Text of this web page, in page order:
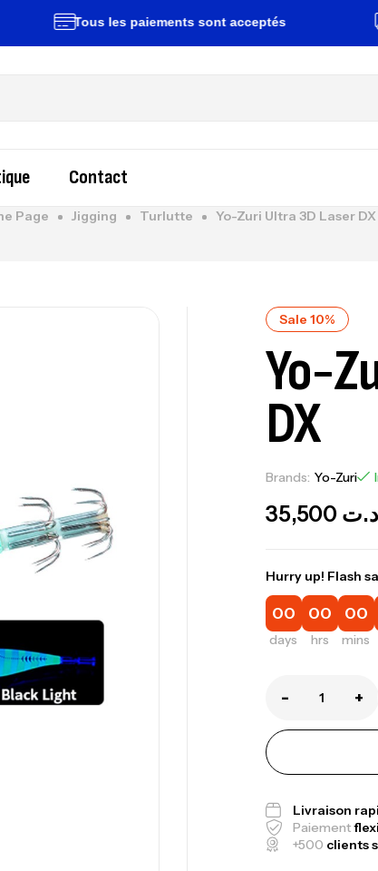
Tous les paiements sont acceptés
Contact
Page Jigging Turlutte Yo-Zuri Ultra 3D Laser DX
Sale 10%
Yo-
DX
Brands: Yo-Zuri
د.ت 35,500
Hurry up! Flash
00
days
00
hrs
00
mins
- +
Livraison
Paiement
+500 clients
Canne Jigging
1.83m 120/
Foureau Kalli